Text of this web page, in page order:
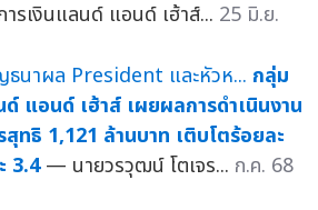
รเงินแลนด์ แอนด์ เฮ้าส์... 25 มิ.ย.
กลุ่ม
แอนด์ เฮ้าส์ เผยผลการดำเนินงาน
ทธิ 1,121 ล้านบาท เติบโตร้อยละ
3.4 — นายวรวุฒน์ โตเจร... ก.ค. 68